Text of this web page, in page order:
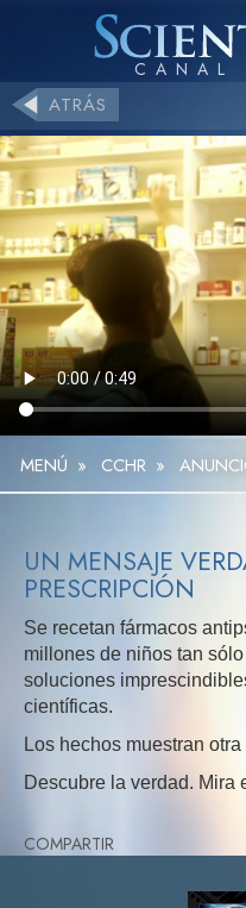
ATRÁS
MENÚ » CCHR »
UN MENSAJE
PRESCRIPCIÓN
Se recetan fármacos
millones de niños tan
soluciones
científicas.
Los hechos muestran otra
Descubre la verdad. Mira
COMPARTIR